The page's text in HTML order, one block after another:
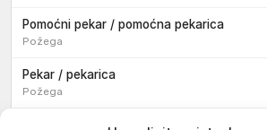
Pomoćni pekar / pomoćna pekarica
Požega
Pekar / pekarica
Požega
Konobar / konobarica